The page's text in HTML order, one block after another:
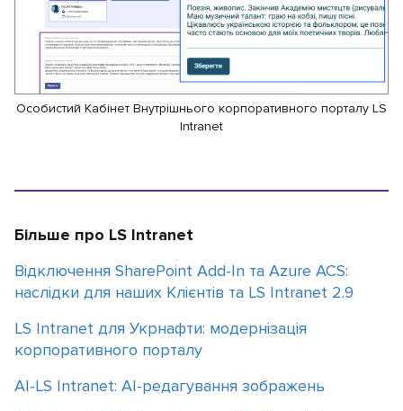
Особистий Кабінет Внутрішнього корпоративного порталу LS
Intranet
Більше про LS Intranet
Відключення SharePoint Add-In та Azure ACS:
наслідки для наших Клієнтів та LS Intranet 2.9
LS Intranet для Укрнафти: модернізація
корпоративного порталу
AI-LS Intranet: AI-редагування зображень